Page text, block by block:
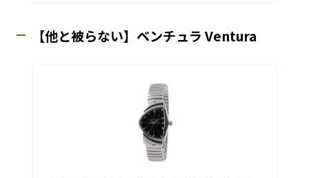
【他と被らない】ベンチュラ Ventura